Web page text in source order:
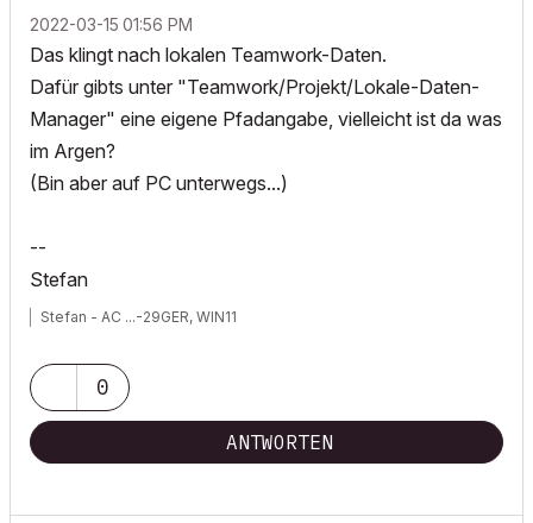
‎2022-03-15 01:56 PM
Das klingt nach lokalen Teamwork-Daten.
Dafür gibts unter "Teamwork/Projekt/Lokale-Daten-
Manager" eine eigene Pfadangabe, vielleicht ist da was
im Argen?
(Bin aber auf PC unterwegs...)
--
Stefan
Stefan - AC ...-29GER, WIN11
0
ANTWORTEN